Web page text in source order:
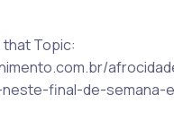
that Topic:
final-de-semana-